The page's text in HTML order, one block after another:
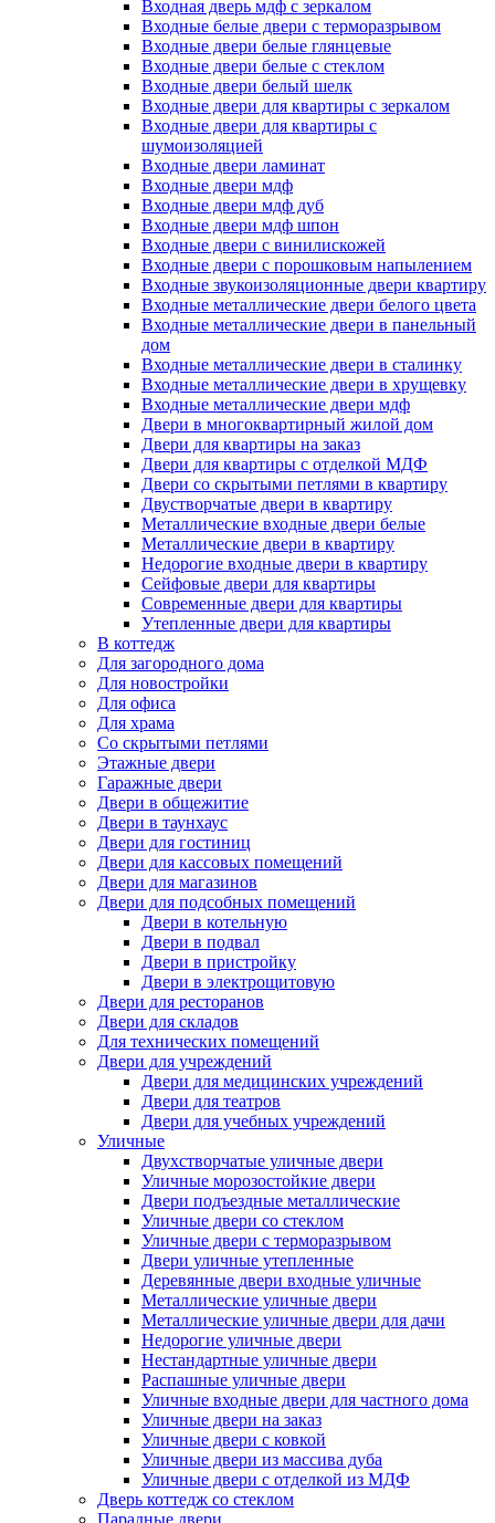
Входная дверь мдф с зеркалом
Входные белые двери с терморазрывом
Входные двери белые глянцевые
Входные двери белые с стеклом
Входные двери белый шелк
Входные двери для квартиры с зеркалом
Входные двери для квартиры с
шумоизоляцией
Входные двери ламинат
Входные двери мдф
Входные двери мдф дуб
Входные двери мдф шпон
Входные двери с винилискожей
Входные двери с порошковым напылением
Входные звукоизоляционные двери квартиру
Входные металлические двери белого цвета
Входные металлические двери в панельный
дом
Входные металлические двери в сталинку
Входные металлические двери в хрущевку
Входные металлические двери мдф
Двери в многоквартирный жилой дом
Двери для квартиры на заказ
Двери для квартиры с отделкой МДФ
Двери со скрытыми петлями в квартиру
Двустворчатые двери в квартиру
Металлические входные двери белые
Металлические двери в квартиру
Недорогие входные двери в квартиру
Сейфовые двери для квартиры
Современные двери для квартиры
Утепленные двери для квартиры
В коттедж
Для загородного дома
Для новостройки
Для офиса
Для храма
Со скрытыми петлями
Этажные двери
Гаражные двери
Двери в общежитие
Двери в таунхаус
Двери для гостиниц
Двери для кассовых помещений
Двери для магазинов
Двери для подсобных помещений
Двери в котельную
Двери в подвал
Двери в пристройку
Двери в электрощитовую
Двери для ресторанов
Двери для складов
Для технических помещений
Двери для учреждений
Двери для медицинских учреждений
Двери для театров
Двери для учебных учреждений
Уличные
Двухстворчатые уличные двери
Уличные морозостойкие двери
Двери подъездные металлические
Уличные двери со стеклом
Уличные двери с терморазрывом
Двери уличные утепленные
Деревянные двери входные уличные
Металлические уличные двери
Металлические уличные двери для дачи
Недорогие уличные двери
Нестандартные уличные двери
Распашные уличные двери
Уличные входные двери для частного дома
Уличные двери на заказ
Уличные двери с ковкой
Уличные двери из массива дуба
Уличные двери с отделкой из МДФ
Дверь коттедж со стеклом
Парадные двери